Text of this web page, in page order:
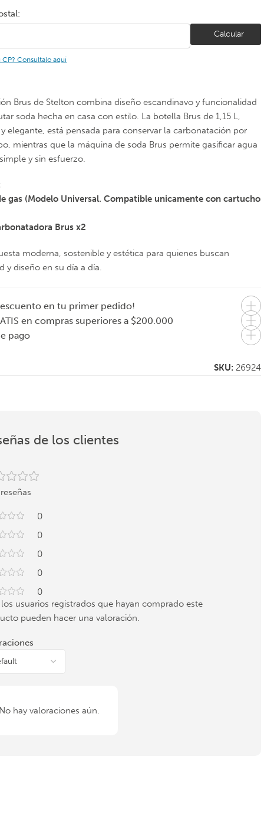
STELTON
400 ml – Vidrio
99.000
STELTON
Calcular
CP? Consultalo aquí
Brus de Stelton combina diseño escandinavo y funcionalidad
soda hecha en casa con estilo. La botella Brus de 1,15 L,
elegante, está pensada para conservar la carbonatación por
mientras que la máquina de soda Brus permite gasificar agua
y sin esfuerzo.
gas (Modelo Universal. Compatible unicamente con cartucho
Brus x2
moderna, sostenible y estética para quienes buscan
y diseño en su día a día.
en tu primer pedido!
en compras superiores a $200.000
pago
SKU: 26924
de los clientes
0
0
0
0
0
hay valoraciones aún.
usuarios registrados que hayan comprado este
pueden hacer una valoración.